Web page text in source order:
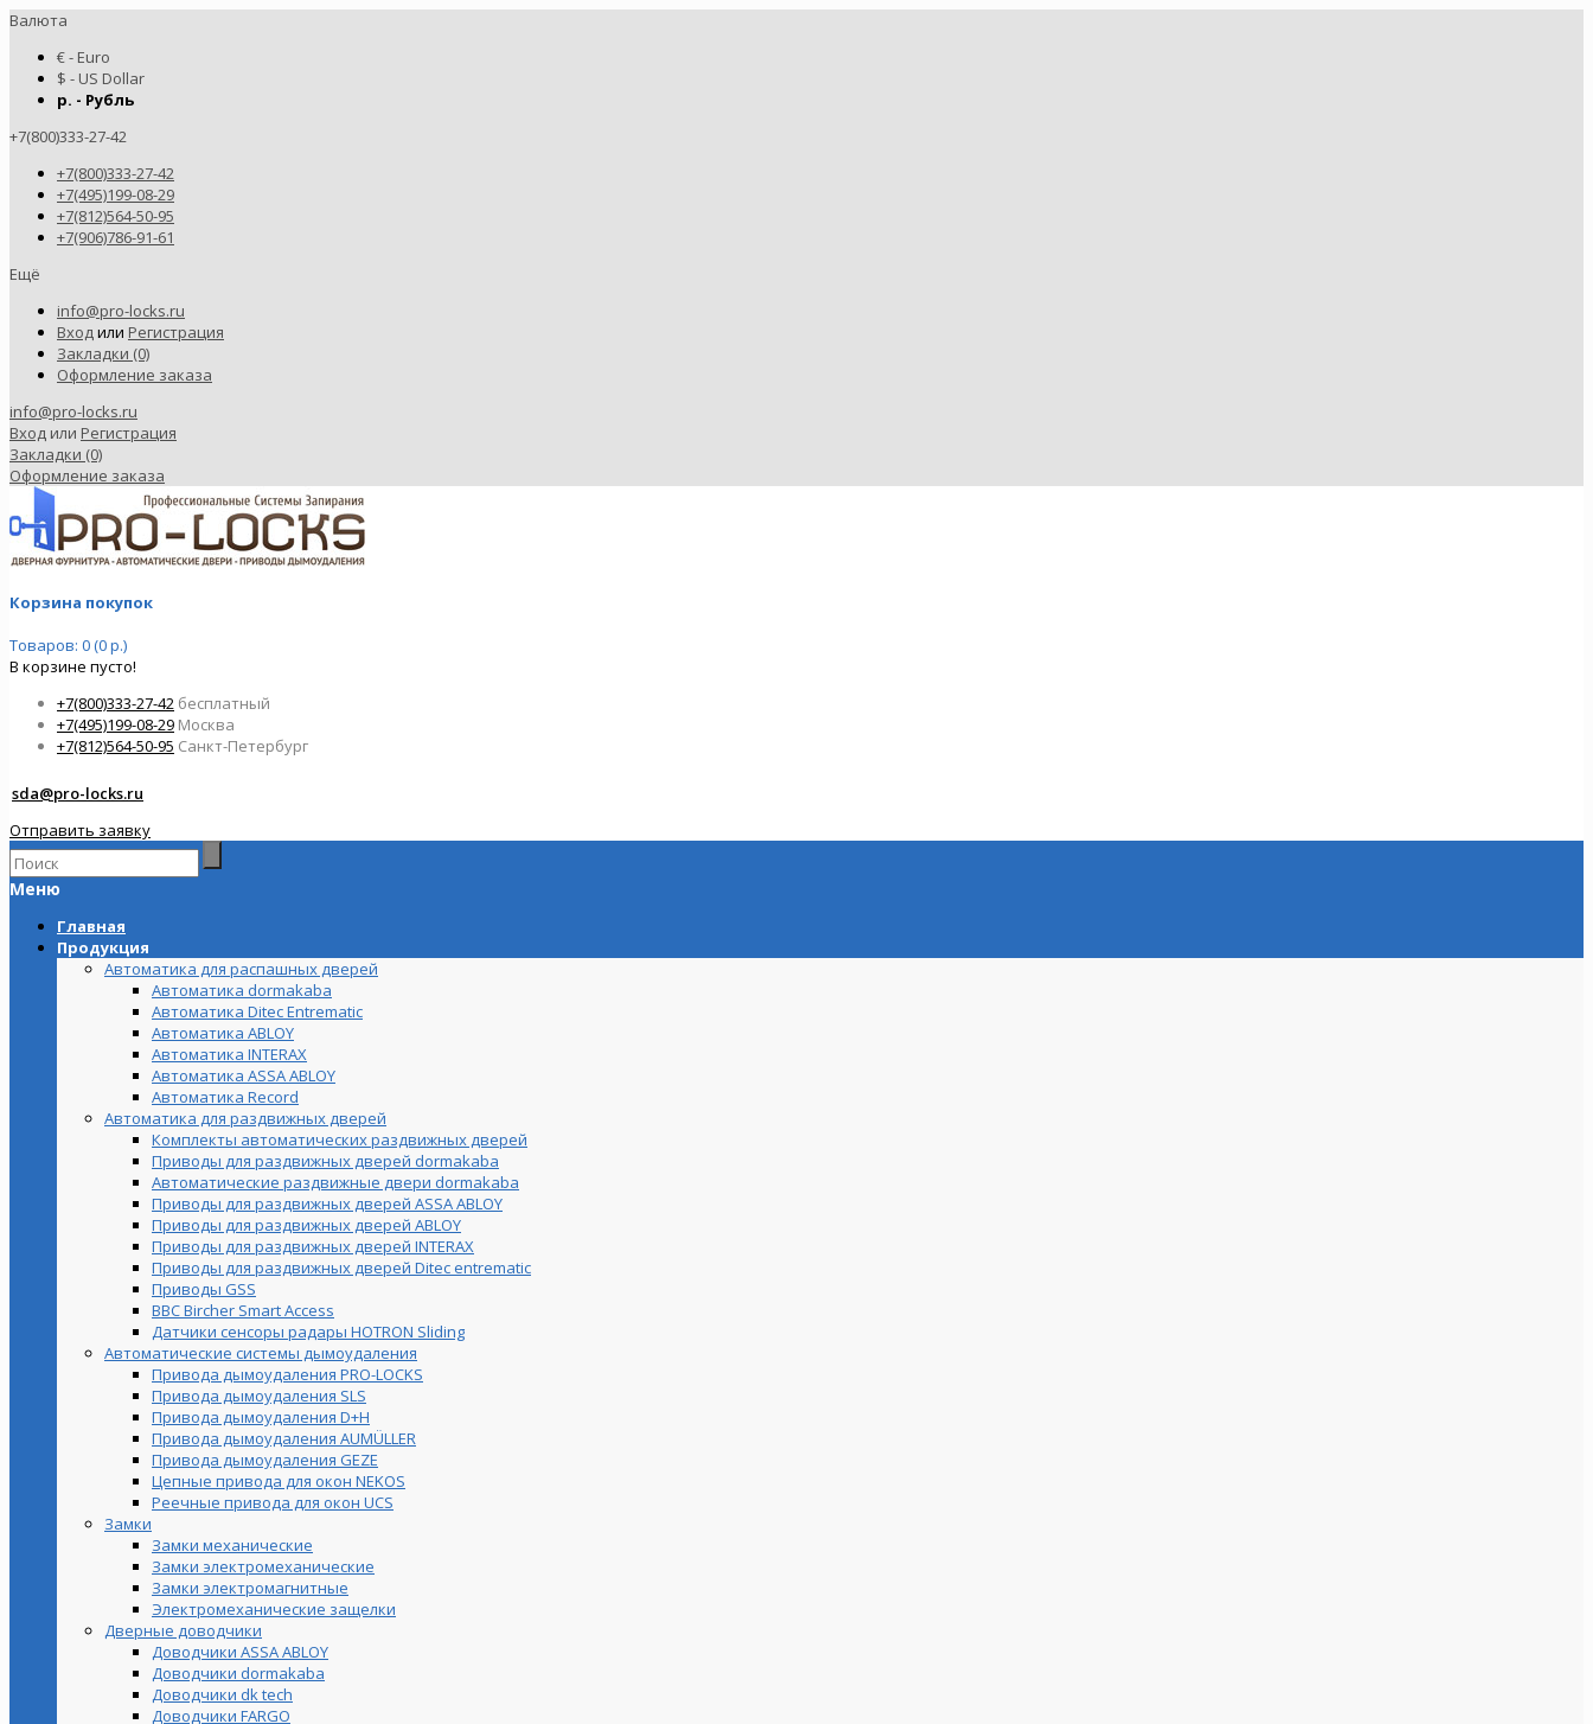
Валюта
€ - Euro
$ - US Dollar
р. - Рубль
+7(800)333-27-42
+7(800)333-27-42
+7(495)199-08-29
+7(812)564-50-95
+7(906)786-91-61
Ещё
info@pro-locks.ru
Входили Регистрация
Закладки (0)
Оформление заказа
info@pro-locks.ru
Вход или Регистрация
Закладки (0)
Оформление заказа
Корзина покупок
Товаров: 0 (0 р.)
В корзине пусто!
+7(800)333-27-42 бесплатный
+7(495)199-08-29 Москва
+7(812)564-50-95 Санкт-Петербург
sda@pro-locks.ru
Отправить заявку
Меню
Главная
Продукция
Автоматика для распашных дверей
Автоматика dormakaba
Автоматика Ditec Entrematic
Автоматика ABLOY
Автоматика INTERAX
Автоматика ASSA ABLOY
Автоматика Record
Автоматика для раздвижных дверей
Комплекты автоматических раздвижных дверей
Приводы для раздвижных дверей dormakaba
Автоматические раздвижные двери dormakaba
Приводы для раздвижных дверей ASSA ABLOY
Приводы для раздвижных дверей ABLOY
Приводы для раздвижных дверей INTERAX
Приводы для раздвижных дверей Ditec entrematic
Приводы GSS
BBC Bircher Smart Access
Датчики сенсоры радары HOTRON Sliding
Автоматические системы дымоудаления
Привода дымоудаления PRO-LOCKS
Привода дымоудаления SLS
Привода дымоудаления D+H
Привода дымоудаления AUMÜLLER
Привода дымоудаления GEZE
Цепные привода для окон NEKOS
Реечные привода для окон UСS
Замки
Замки механические
Замки электромеханические
Замки электромагнитные
Электромеханические защелки
Дверные доводчики
Доводчики ASSA ABLOY
Доводчики dormakaba
Доводчики dk tech
Доводчики FARGO